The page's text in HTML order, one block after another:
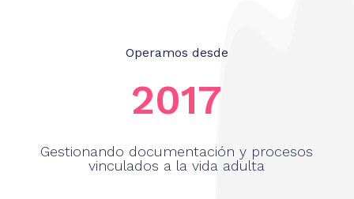
Operamos desde
2017
Gestionando documentación y procesos
vinculados a la vida adulta